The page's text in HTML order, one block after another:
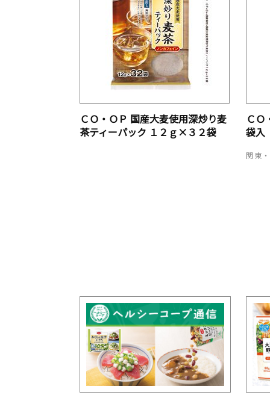
ＣＯ・ＯＰ 国産大麦使用深炒り麦
茶ティーパック １２ｇ×３２袋
ＣＯ
袋入
関東